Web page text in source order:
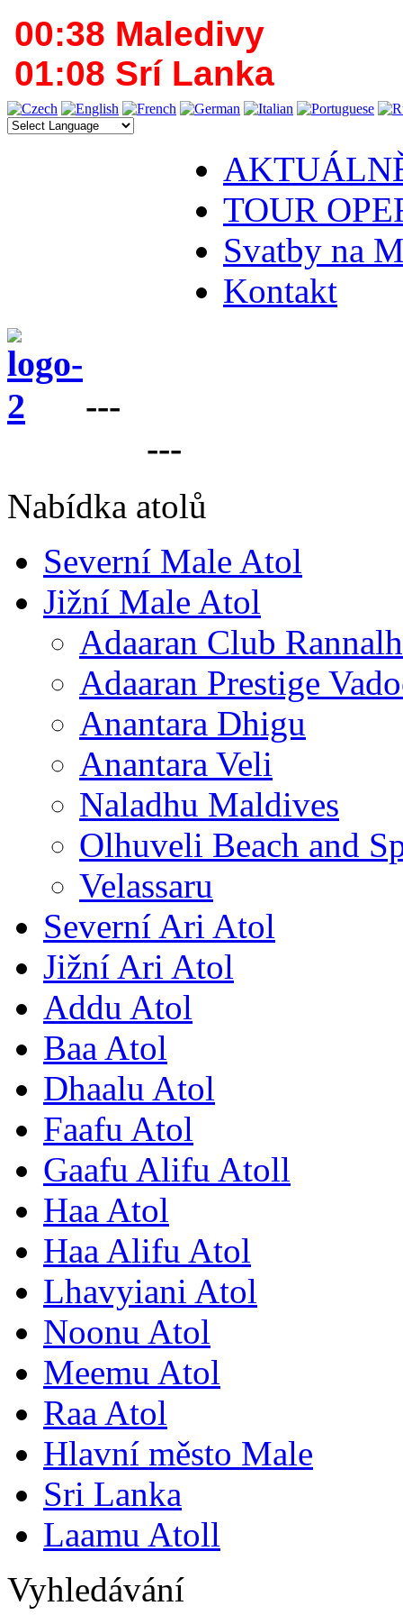
00:38 Maledivy
01:08 Srí Lanka
TOUR
Svatby na
Kontakt
---
---
Nabídka atolů
Severní Male Atol
Jižní Male Atol
Adaaran Club
Adaaran Prestige
Anantara Dhigu
Anantara Veli
Naladhu Maldives
Olhuveli Beach and
Velassaru
Severní Ari Atol
Jižní Ari Atol
Addu Atol
Baa Atol
Dhaalu Atol
Faafu Atol
Gaafu Alifu Atoll
Haa Atol
Haa Alifu Atol
Lhavyiani Atol
Noonu Atol
Meemu Atol
Raa Atol
Hlavní město Male
Sri Lanka
Laamu Atoll
Vyhledávání